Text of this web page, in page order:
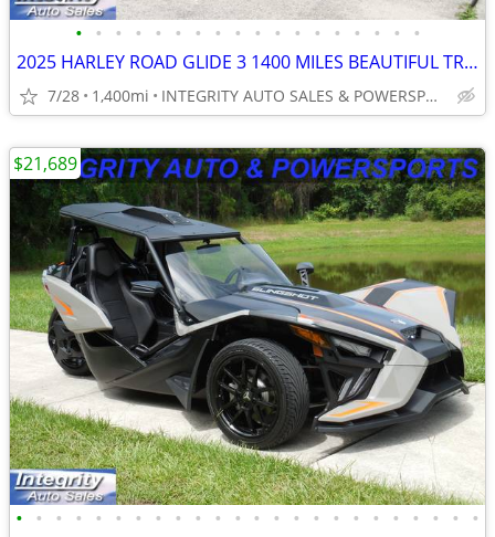
• • • • • • • • • • • • • • • • • •
2025 HARLEY ROAD GLIDE 3 1400 MILES BEAUTIFUL TRIKE NO BS FEES!!!!!!!!
7/28 1,400mi INTEGRITY AUTO SALES & POWERSPORTS
• • • • • • • • • • • • • • • • • • • • • • • •
$21,689